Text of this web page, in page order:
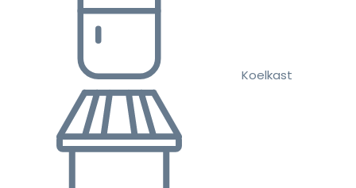
Koelkast